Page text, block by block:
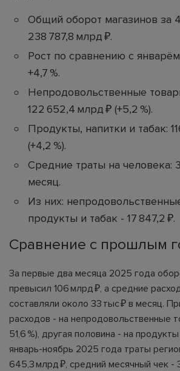
Общий оборот магазинов за
238 787,8 млрд ₽.
Рост по сравнению с
+4,7 %.
Непродовольственные
122 652,4 млрд ₽ (+5,2 %).
Продукты, напитки и табак:
(+4,2 %).
Средние траты на человека:
месяц.
Из них:
продукты и табак - 17 847,2 ₽.
Сравнение с прошлым
За первые два месяца 2025 года
превысил 106 млрд ₽, а средние
составляли около 33 тыс ₽ в месяц.
расходов - на непродовольственные
51,6 %), другая половина - на
январь-ноябрь 2025 года траты
645,3 млрд ₽, средний месячный чек -